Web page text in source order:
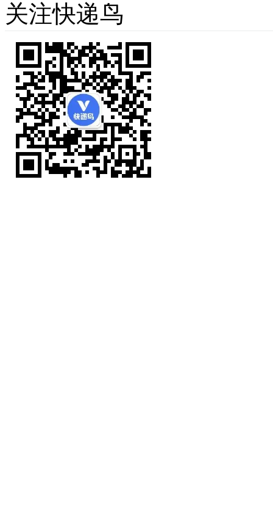
关注快递鸟